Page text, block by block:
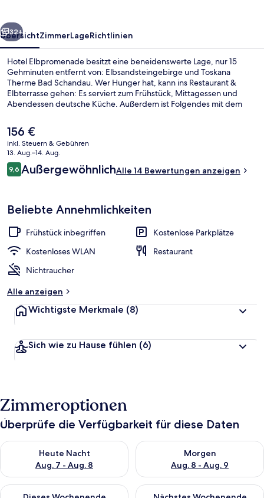
Weiter
32+
ÜbersichtZimmerLageRichtlinien
Hotel Elbpromenade besitzt eine beneidenswerte Lage, nur 15
Gehminuten entfernt von: Elbsandsteingebirge und Toskana
Therme Bad Schandau. Wer Hunger hat, kann ins Restaurant &
Elbterrasse gehen: Es serviert zum Frühstück, Mittagessen und
Abendessen deutsche Küche. Außerdem ist Folgendes mit dem
Schweiz und Nationalpark Böhmische Schweiz.
Der
aktuelle
Preis
beträgt
156 €.
156 €
inkl. Steuern & Gebühren
13. Aug.–14. Aug.
Bewertungen
9,69,6 von 10.
AußergewöhnlichAlle 14 Bewertungen anzeigen
Beliebte Annehmlichkeiten
Frühstück inbegriffen
Kostenlose Parkplätze
Kostenloses WLAN
Restaurant
Nichtraucher
Alle anzeigen
Wichtigste Merkmale (8)
Sich wie zu Hause fühlen (6)
Zimmeroptionen
Überprüfe die Verfügbarkeit für diese Daten
Heute Nacht
Aug. 7 - Aug. 8
Überprüfe die Verfügbarkeit für heute Nacht, Aug. 7 - Aug. 8.
Morgen
Aug. 8 - Aug. 9
Überprüfe die Verfügbarkeit
Überprüfe die Verfügbarkeit für dieses Wochenende, Aug. 7
Überprüfe die Verfügbarkeit